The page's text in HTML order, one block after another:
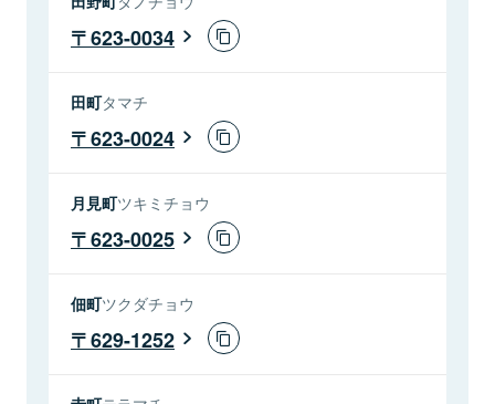
623-0034
田町タマチ
623-0024
月見町ツキミチョウ
623-0025
佃町ツクダチョウ
629-1252